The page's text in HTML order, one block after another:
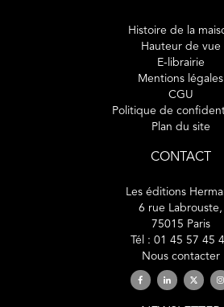
Histoire de la
Hauteur de vue
E-librairie
Mentions légales
CGU
Politique de
Plan du site
CONTACT
Les éditions
6 rue Labrouste,
75015 Paris
Tél : 01 45 57 45
Nous contacter